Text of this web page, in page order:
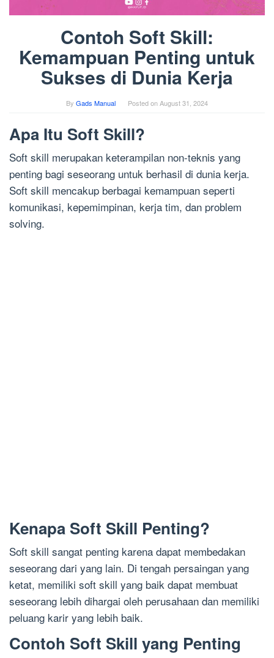
Contoh Soft Skill:
Kemampuan Penting untuk
Sukses di Dunia Kerja
By Gads Manual Posted onAugust 31, 2024
Apa Itu Soft Skill?
Soft skill merupakan keterampilan non-teknis yang
penting bagi seseorang untuk berhasil di dunia kerja.
Soft skill mencakup berbagai kemampuan seperti
komunikasi, kepemimpinan, kerja tim, dan problem
solving.
Kenapa Soft Skill Penting?
Soft skill sangat penting karena dapat membedakan
seseorang dari yang lain. Di tengah persaingan yang
ketat, memiliki soft skill yang baik dapat membuat
seseorang lebih dihargai oleh perusahaan dan memiliki
peluang karir yang lebih baik.
Contoh Soft Skill yang Penting